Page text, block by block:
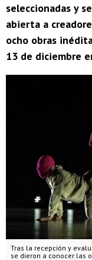
seleccionadas y
abierta a
ocho obras
13 de diciembre
Tras la recepción y
se dieron a conocer las